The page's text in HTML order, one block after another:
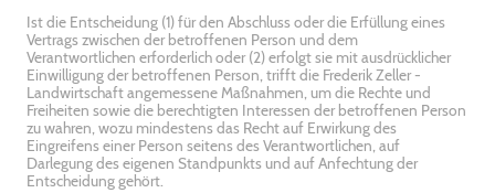
Ist die Entscheidung (1) für den Abschluss oder die Erfüllung eines
Vertrags zwischen der betroffenen Person und dem
Verantwortlichen erforderlich oder (2) erfolgt sie mit ausdrücklicher
Einwilligung der betroffenen Person, trifft die Frederik Zeller -
Landwirtschaft angemessene Maßnahmen, um die Rechte und
Freiheiten sowie die berechtigten Interessen der betroffenen Person
zu wahren, wozu mindestens das Recht auf Erwirkung des
Eingreifens einer Person seitens des Verantwortlichen, auf
Darlegung des eigenen Standpunkts und auf Anfechtung der
Entscheidung gehört.